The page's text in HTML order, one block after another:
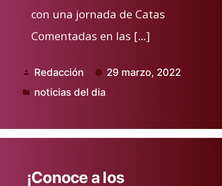
con una jornada de Catas
Comentadas en las […]
Publicado
por
Redacción 29 marzo, 2022
Publicado
noticias del dia
¡Conoce a los